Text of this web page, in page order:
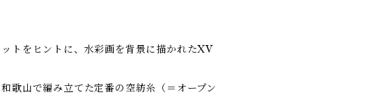
トをヒントに、水彩画を背景に描かれたXV
歌山で編み立てた定番の空紡糸（＝オープン